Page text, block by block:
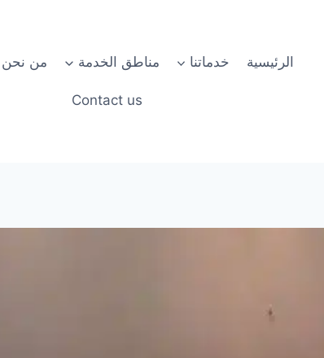
الرئيسية خدماتنا مناطق الخدمة من نحن
Contact us